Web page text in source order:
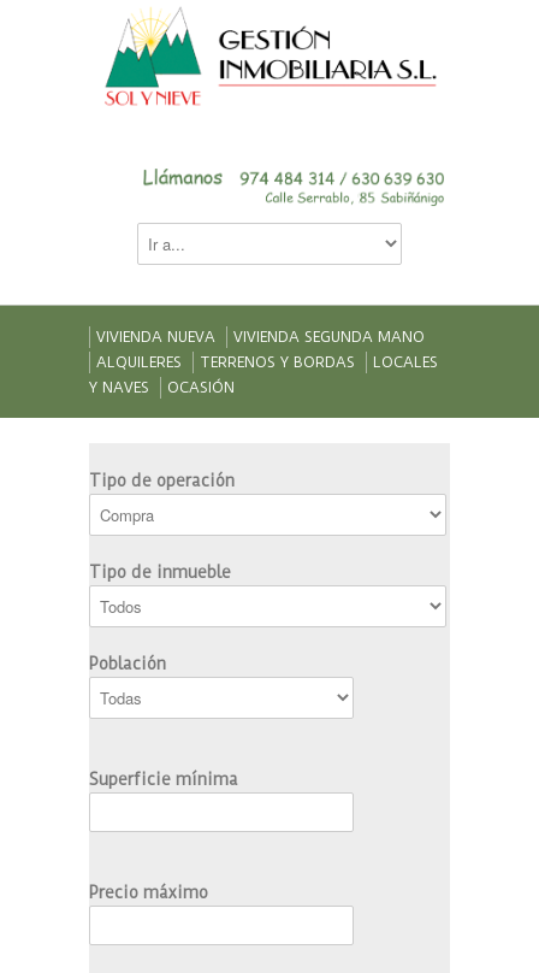
VIVIENDA NUEVA
VIVIENDA SEGUNDA MANO
ALQUILERES
TERRENOS Y BORDAS
LOCALES
Y NAVES
OCASIÓN
Tipo de operación
Tipo de inmueble
Población
Superficie mínima
Precio máximo